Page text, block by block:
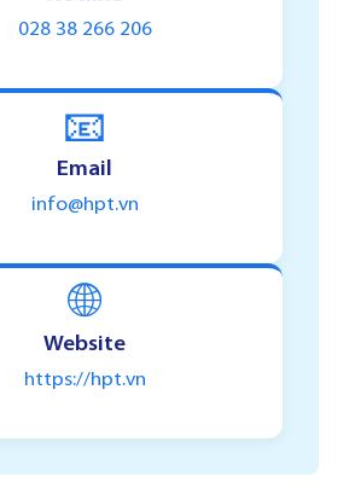
028 38 266 206
📧
Email
info@hpt.vn
🌐
Website
https://hpt.vn